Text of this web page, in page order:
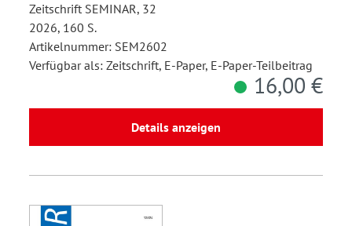
Zeitschrift SEMINAR, 32
2026, 160 S.
Artikelnummer: SEM2602
Verfügbar als: Zeitschrift, E-Paper, E-Paper-Teilbeitrag
16,00 €
Details anzeigen